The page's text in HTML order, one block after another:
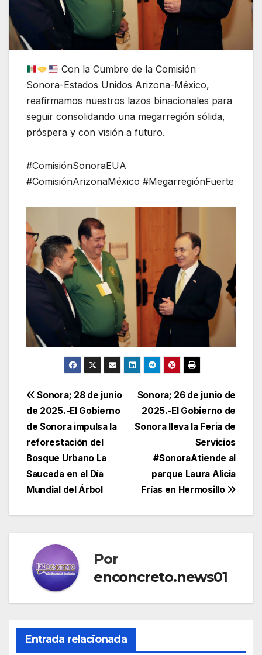
Con la Cumbre de la Comisión
Sonora-Estados Unidos Arizona-México,
reafirmamos nuestros lazos binacionales para
seguir consolidando una megarregión sólida,
próspera y con visión a futuro.
#ComisiónSonoraEUA
#ComisiónArizonaMéxico #MegarregiónFuerte
Navegación
de
entradas
Sonora; 26 de junio de
2025.-El Gobierno de
Sonora lleva la Feria de
Servicios
#SonoraAtiende al
parque Laura Alicia
Frías en Hermosillo
Sonora; 28 de junio
de 2025.-El Gobierno
de Sonora impulsa la
reforestación del
Bosque Urbano La
Sauceda en el Día
Mundial del Árbol
Por
enconcreto.news01
Entrada relacionada